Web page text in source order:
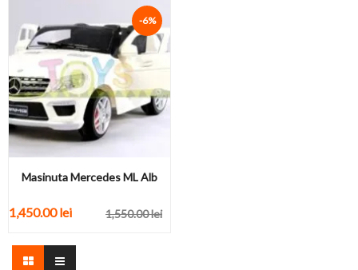
-6%
Masinuta Mercedes ML Alb
1,550.00 lei
1,450.00 lei